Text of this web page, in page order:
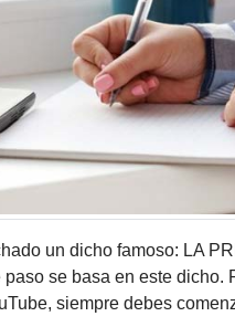
un dicho famoso: LA
paso se basa en este
siempre debes